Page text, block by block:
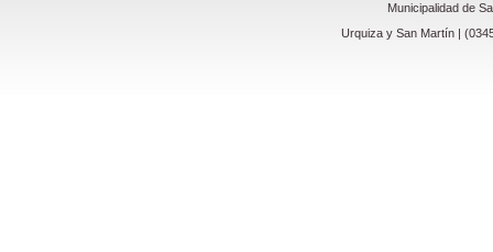
Municipalidad de
Urquiza y San Martín |